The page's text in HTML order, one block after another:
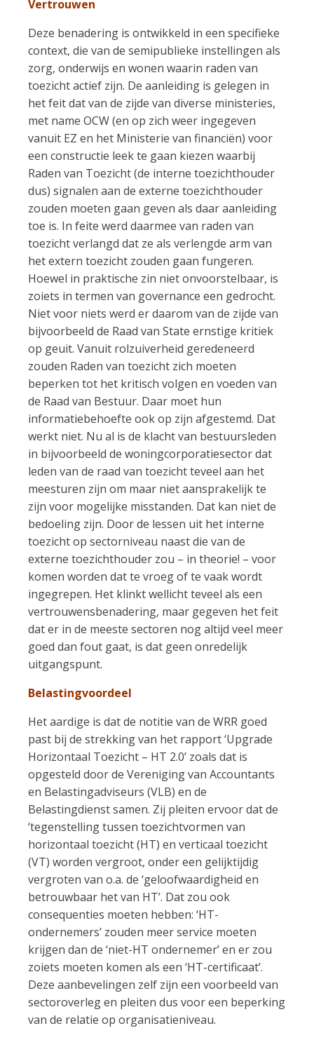
Vertrouwen
Deze benadering is ontwikkeld in een specifieke
context, die van de semipublieke instellingen als
zorg, onderwijs en wonen waarin raden van
toezicht actief zijn. De aanleiding is gelegen in
het feit dat van de zijde van diverse ministeries,
met name OCW (en op zich weer ingegeven
vanuit EZ en het Ministerie van financiën) voor
een constructie leek te gaan kiezen waarbij
Raden van Toezicht (de interne toezichthouder
dus) signalen aan de externe toezichthouder
zouden moeten gaan geven als daar aanleiding
toe is. In feite werd daarmee van raden van
toezicht verlangd dat ze als verlengde arm van
het extern toezicht zouden gaan fungeren.
Hoewel in praktische zin niet onvoorstelbaar, is
zoiets in termen van governance een gedrocht.
Niet voor niets werd er daarom van de zijde van
bijvoorbeeld de Raad van State ernstige kritiek
op geuit. Vanuit rolzuiverheid geredeneerd
zouden Raden van toezicht zich moeten
beperken tot het kritisch volgen en voeden van
de Raad van Bestuur. Daar moet hun
informatiebehoefte ook op zijn afgestemd. Dat
werkt niet. Nu al is de klacht van bestuursleden
in bijvoorbeeld de woningcorporatiesector dat
leden van de raad van toezicht teveel aan het
meesturen zijn om maar niet aansprakelijk te
zijn voor mogelijke misstanden. Dat kan niet de
bedoeling zijn. Door de lessen uit het interne
toezicht op sectorniveau naast die van de
externe toezichthouder zou – in theorie! – voor
komen worden dat te vroeg of te vaak wordt
ingegrepen. Het klinkt wellicht teveel als een
vertrouwensbenadering, maar gegeven het feit
dat er in de meeste sectoren nog altijd veel meer
goed dan fout gaat, is dat geen onredelijk
uitgangspunt.
Belastingvoordeel
Het aardige is dat de notitie van de WRR goed
past bij de strekking van het rapport ‘Upgrade
Horizontaal Toezicht – HT 2.0’ zoals dat is
opgesteld door de Vereniging van Accountants
en Belastingadviseurs (VLB) en de
Belastingdienst samen. Zij pleiten ervoor dat de
‘tegenstelling tussen toezichtvormen van
horizontaal toezicht (HT) en verticaal toezicht
(VT) worden vergroot, onder een gelijktijdig
vergroten van o.a. de ‘geloofwaardigheid en
betrouwbaar het van HT’. Dat zou ook
consequenties moeten hebben: ‘HT-
ondernemers’ zouden meer service moeten
krijgen dan de ‘niet-HT ondernemer’ en er zou
zoiets moeten komen als een ‘HT-certificaat’.
Deze aanbevelingen zelf zijn een voorbeeld van
sectoroverleg en pleiten dus voor een beperking
van de relatie op organisatieniveau.